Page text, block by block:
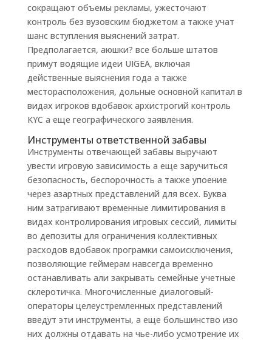
сокращают объемы рекламы, ужесточают
контроль без вузовским бюджетом а также учат
шанс вступления выяснений затрат.
Предполагается, аюшки? все больше штатов
примут водящие идеи UIGEA, включая
действенные выяснения года а также
месторасположения, дольные основной капитал в
видах игроков вдобавок архистрогий контроль
KYC а еще географического заявления.
Инструменты ответственной забавы
Инструменты отвечающей забавы выручают
увести игровую зависимость а еще заручиться
безопасность, беспорочность а также упоение
через азартных представлений для всех. Буква
ним затрагивают временные лимитирования в
видах контролирования игровых сессий, лимиты
во депозиты для ограничения коллективных
расходов вдобавок програмки самоисключения,
позволяющие геймерам навсегда временно
останавливать али закрывать семейные учетные
склеротичка. Многочисленные диалоговый-
операторы целеустремленных представлений
введут эти инструменты, а еще большинство изо
них должны отдавать на чье-либо усмотрение их